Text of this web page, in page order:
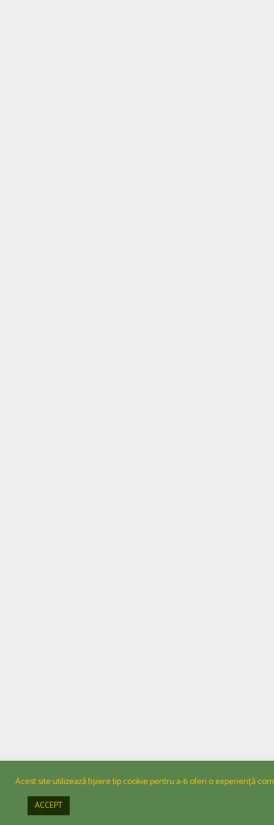
Acest site utilizează fișiere tip cookie pentru a-ti oferi o experiență
ACCEPT